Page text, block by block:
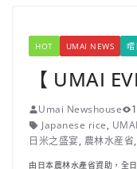
HOT UMAI NEWS 嚐
【 UMAI
Umai Newshouse
Japanese rice,
日米之盛宴, 農林水産省,
由日本農林水產省資助，全